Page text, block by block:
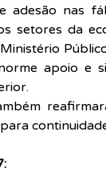
adesão nas
setores da
apoio e